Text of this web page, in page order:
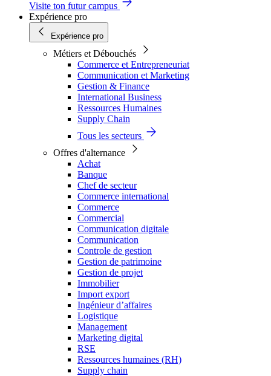
Visite ton futur campus
Expérience pro
Expérience pro
Métiers et Débouchés
Commerce et Entrepreneuriat
Communication et Marketing
Gestion & Finance
International Business
Ressources Humaines
Supply Chain
Tous les secteurs
Offres d'alternance
Achat
Banque
Chef de secteur
Commerce international
Commerce
Commercial
Communication digitale
Communication
Controle de gestion
Gestion de patrimoine
Gestion de projet
Immobilier
Import export
Ingénieur d’affaires
Logistique
Management
Marketing digital
RSE
Ressources humaines (RH)
Supply chain